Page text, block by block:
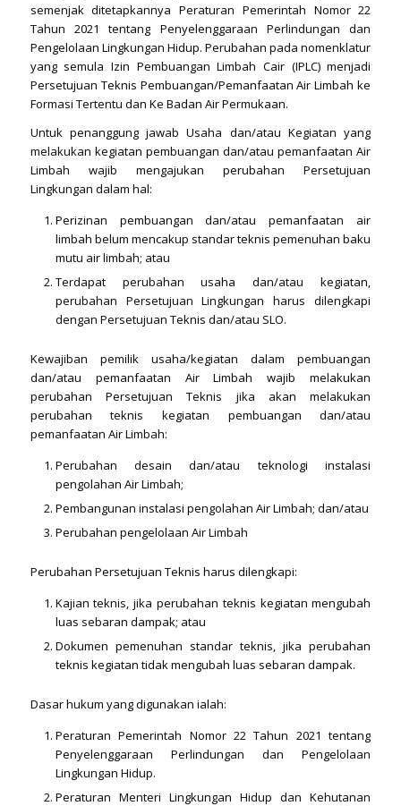
semenjak ditetapkannya Peraturan Pemerintah Nomor 22
Tahun 2021 tentang Penyelenggaraan Perlindungan dan
Pengelolaan Lingkungan Hidup. Perubahan pada nomenklatur
yang semula Izin Pembuangan Limbah Cair (IPLC) menjadi
Persetujuan Teknis Pembuangan/Pemanfaatan Air Limbah ke
Formasi Tertentu dan Ke Badan Air Permukaan.
Untuk penanggung jawab Usaha dan/atau Kegiatan yang
melakukan kegiatan pembuangan dan/atau pemanfaatan Air
Limbah wajib mengajukan perubahan Persetujuan
Lingkungan dalam hal:
Perizinan pembuangan dan/atau pemanfaatan air
limbah belum mencakup standar teknis pemenuhan baku
mutu air limbah; atau
Terdapat perubahan usaha dan/atau kegiatan,
perubahan Persetujuan Lingkungan harus dilengkapi
dengan Persetujuan Teknis dan/atau SLO.
Kewajiban pemilik usaha/kegiatan dalam pembuangan
dan/atau pemanfaatan Air Limbah wajib melakukan
perubahan Persetujuan Teknis jika akan melakukan
perubahan teknis kegiatan pembuangan dan/atau
pemanfaatan Air Limbah:
Perubahan desain dan/atau teknologi instalasi
pengolahan Air Limbah;
Pembangunan instalasi pengolahan Air Limbah; dan/atau
Perubahan pengelolaan Air Limbah
Perubahan Persetujuan Teknis harus dilengkapi:
Kajian teknis, jika perubahan teknis kegiatan mengubah
luas sebaran dampak; atau
Dokumen pemenuhan standar teknis, jika perubahan
teknis kegiatan tidak mengubah luas sebaran dampak.
Dasar hukum yang digunakan ialah:
Peraturan Pemerintah Nomor 22 Tahun 2021 tentang
Penyelenggaraan Perlindungan dan Pengelolaan
Lingkungan Hidup.
Peraturan Menteri Lingkungan Hidup dan Kehutanan